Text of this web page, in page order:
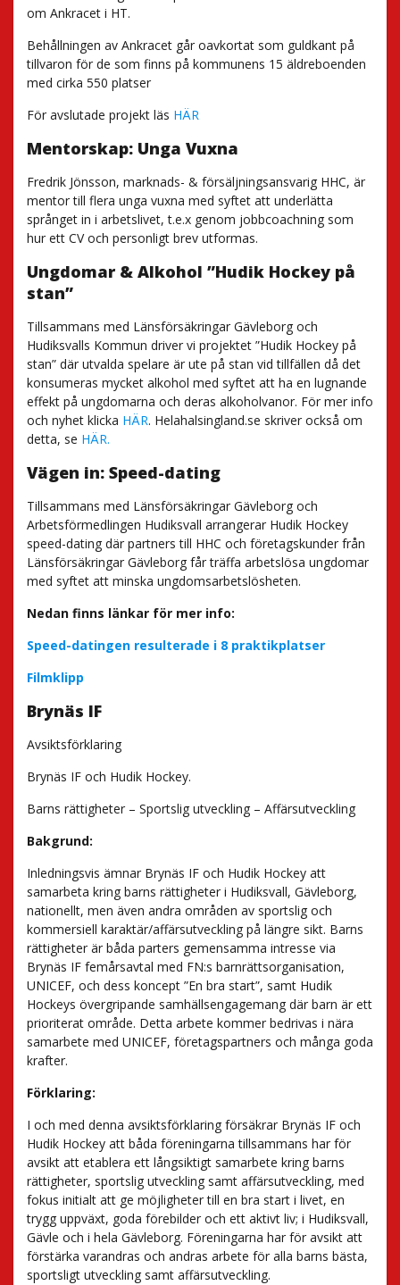
om Ankracet i HT.
Behållningen av Ankracet går oavkortat som guldkant på
tillvaron för de som finns på kommunens 15 äldreboenden
med cirka 550 platser
För avslutade projekt läs HÄR
Mentorskap: Unga Vuxna
Fredrik Jönsson, marknads- & försäljningsansvarig HHC, är
mentor till flera unga vuxna med syftet att underlätta
språnget in i arbetslivet, t.e.x genom jobbcoachning som
hur ett CV och personligt brev utformas.
Ungdomar & Alkohol ”Hudik Hockey på
stan”
Tillsammans med Länsförsäkringar Gävleborg och
Hudiksvalls Kommun driver vi projektet ”Hudik Hockey på
stan” där utvalda spelare är ute på stan vid tillfällen då det
konsumeras mycket alkohol med syftet att ha en lugnande
effekt på ungdomarna och deras alkoholvanor. För mer info
och nyhet klicka HÄR. Helahalsingland.se skriver också om
detta, se HÄR.
Vägen in: Speed-dating
Tillsammans med Länsförsäkringar Gävleborg och
Arbetsförmedlingen Hudiksvall arrangerar Hudik Hockey
speed-dating där partners till HHC och företagskunder från
Länsförsäkringar Gävleborg får träffa arbetslösa ungdomar
med syftet att minska ungdomsarbetslösheten.
Nedan finns länkar för mer info:
Speed-datingen resulterade i 8 praktikplatser
Filmklipp
Brynäs IF
Avsiktsförklaring
Brynäs IF och Hudik Hockey.
Barns rättigheter – Sportslig utveckling – Affärsutveckling
Bakgrund:
Inledningsvis ämnar Brynäs IF och Hudik Hockey att
samarbeta kring barns rättigheter i Hudiksvall, Gävleborg,
nationellt, men även andra områden av sportslig och
kommersiell karaktär/affärsutveckling på längre sikt. Barns
rättigheter är båda parters gemensamma intresse via
Brynäs IF femårsavtal med FN:s barnrättsorganisation,
UNICEF, och dess koncept ”En bra start”, samt Hudik
Hockeys övergripande samhällsengagemang där barn är ett
prioriterat område. Detta arbete kommer bedrivas i nära
samarbete med UNICEF, företagspartners och många goda
krafter.
Förklaring:
I och med denna avsiktsförklaring försäkrar Brynäs IF och
Hudik Hockey att båda föreningarna tillsammans har för
avsikt att etablera ett långsiktigt samarbete kring barns
rättigheter, sportslig utveckling samt affärsutveckling, med
fokus initialt att ge möjligheter till en bra start i livet, en
trygg uppväxt, goda förebilder och ett aktivt liv; i Hudiksvall,
Gävle och i hela Gävleborg. Föreningarna har för avsikt att
förstärka varandras och andras arbete för alla barns bästa,
sportsligt utveckling samt affärsutveckling.